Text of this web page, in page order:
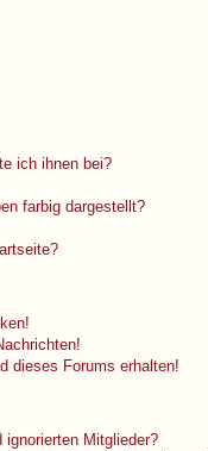
ich ihnen bei?
farbig dargestellt?
dieses Forums erhalten!
Mitglieder?